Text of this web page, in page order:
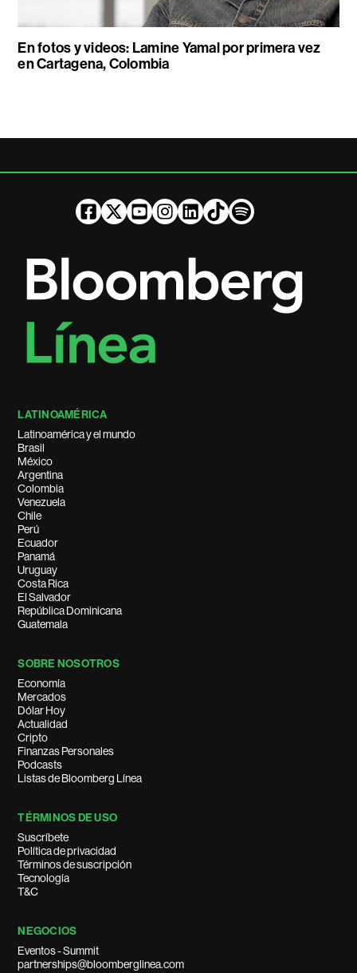
En fotos y videos: Lamine Yamal por primera vez
en Cartagena, Colombia
LATINOAMÉRICA
Latinoamérica y el mundo
Brasil
México
Argentina
Colombia
Venezuela
Chile
Perú
Ecuador
Panamá
Uruguay
Costa Rica
El Salvador
República Dominicana
Guatemala
SOBRE NOSOTROS
Economía
Mercados
Dólar Hoy
Actualidad
Cripto
Finanzas Personales
Podcasts
Listas de Bloomberg Línea
TÉRMINOS DE USO
Suscríbete
Política de privacidad
Términos de suscripción
Tecnología
T&C
NEGOCIOS
Eventos - Summit
partnerships@bloomberglinea.com